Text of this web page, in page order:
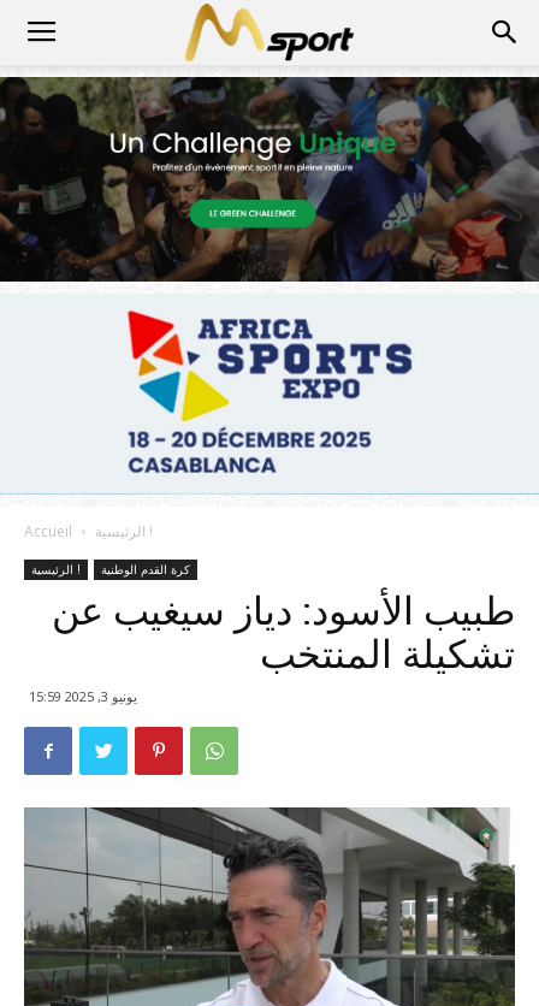
Accueil الرئيسية !
الرئيسية ! كرة القدم الوطنية
طبيب الأسود: دياز سيغيب عن
تشكيلة المنتخب
يونيو 3, 2025 15:59